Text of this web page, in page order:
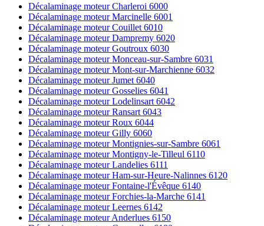
Décalaminage moteur Charleroi 6000
Décalaminage moteur Marcinelle 6001
Décalaminage moteur Couillet 6010
Décalaminage moteur Dampremy 6020
Décalaminage moteur Goutroux 6030
Décalaminage moteur Monceau-sur-Sambre 6031
Décalaminage moteur Mont-sur-Marchienne 6032
Décalaminage moteur Jumet 6040
Décalaminage moteur Gosselies 6041
Décalaminage moteur Lodelinsart 6042
Décalaminage moteur Ransart 6043
Décalaminage moteur Roux 6044
Décalaminage moteur Gilly 6060
Décalaminage moteur Montignies-sur-Sambre 6061
Décalaminage moteur Montigny-le-Tilleul 6110
Décalaminage moteur Landelies 6111
Décalaminage moteur Ham-sur-Heure-Nalinnes 6120
Décalaminage moteur Fontaine-l'Évêque 6140
Décalaminage moteur Forchies-la-Marche 6141
Décalaminage moteur Leernes 6142
Décalaminage moteur Anderlues 6150